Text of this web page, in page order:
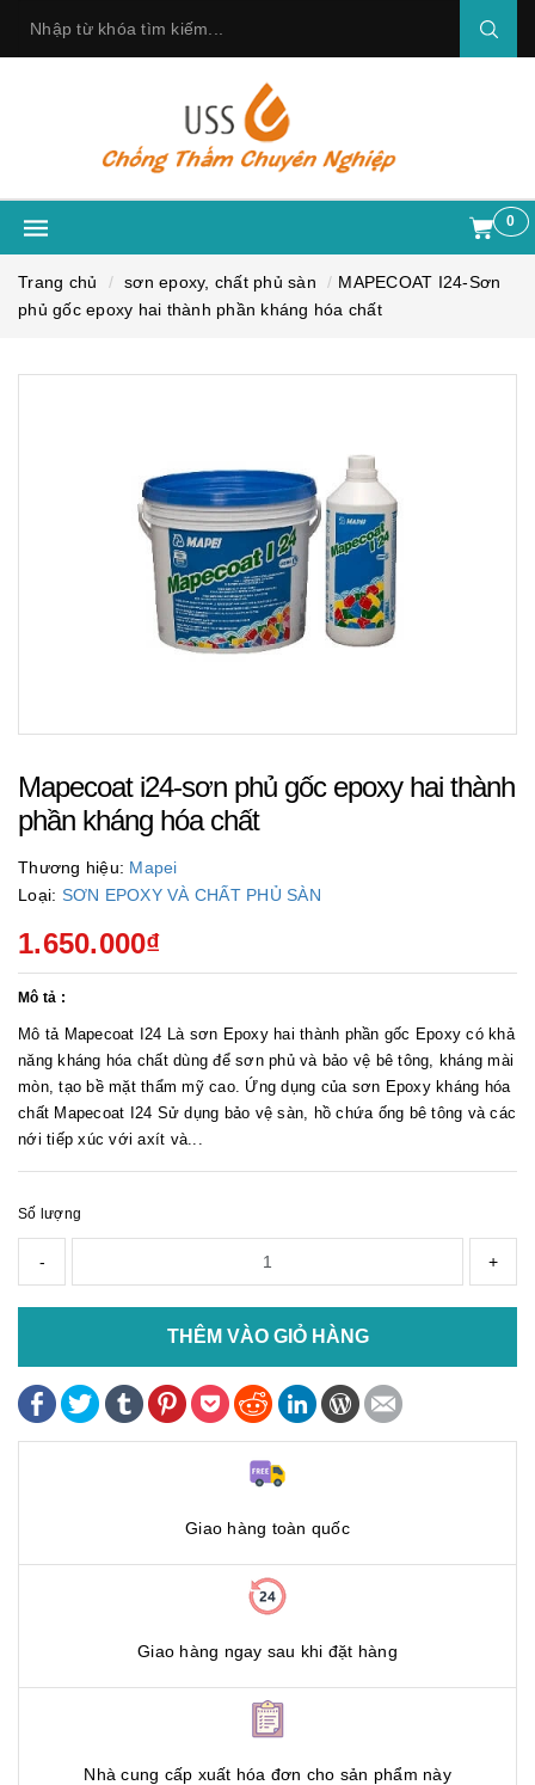
0
Trang chủ sơn epoxy, chất phủ sàn
MAPECOAT I24-Sơn
phủ gốc epoxy hai thành phần kháng hóa chất
Mapecoat i24-sơn phủ gốc epoxy hai thành
phần kháng hóa chất
Thương hiệu: Mapei
Loại: SƠN EPOXY VÀ CHẤT PHỦ SÀN
1.650.000₫
Mô tả :
Mô tả Mapecoat I24 Là sơn Epoxy hai thành phần gốc Epoxy có khả
năng kháng hóa chất dùng để sơn phủ và bảo vệ bê tông, kháng mài
mòn, tạo bề mặt thẩm mỹ cao. Ứng dụng của sơn Epoxy kháng hóa
chất Mapecoat I24 Sử dụng bảo vệ sàn, hồ chứa ống bê tông và các
nới tiếp xúc với axít và...
Số lượng
- +
THÊM VÀO GIỎ HÀNG
Giao hàng toàn quốc
Giao hàng ngay sau khi đặt hàng
Nhà cung cấp xuất hóa đơn cho sản phẩm này